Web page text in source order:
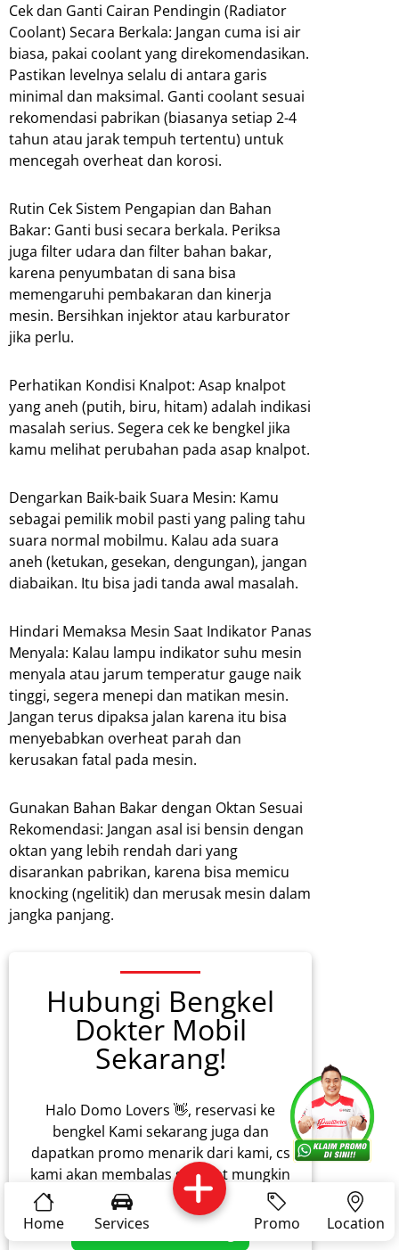
Services Promo Location About Us
Complain Reservasi Article
Home Services Promo Location
Cek dan Ganti Cairan Pendingin (Radiator
Coolant) Secara Berkala: Jangan cuma isi air
biasa, pakai coolant yang direkomendasikan.
Pastikan levelnya selalu di antara garis
minimal dan maksimal. Ganti coolant sesuai
rekomendasi pabrikan (biasanya setiap 2-4
tahun atau jarak tempuh tertentu) untuk
mencegah overheat dan korosi.
Rutin Cek Sistem Pengapian dan Bahan
Bakar: Ganti busi secara berkala. Periksa
juga filter udara dan filter bahan bakar,
karena penyumbatan di sana bisa
memengaruhi pembakaran dan kinerja
mesin. Bersihkan injektor atau karburator
jika perlu.
Perhatikan Kondisi Knalpot: Asap knalpot
yang aneh (putih, biru, hitam) adalah indikasi
masalah serius. Segera cek ke bengkel jika
kamu melihat perubahan pada asap knalpot.
Dengarkan Baik-baik Suara Mesin: Kamu
sebagai pemilik mobil pasti yang paling tahu
suara normal mobilmu. Kalau ada suara
aneh (ketukan, gesekan, dengungan), jangan
diabaikan. Itu bisa jadi tanda awal masalah.
Hindari Memaksa Mesin Saat Indikator Panas
Menyala: Kalau lampu indikator suhu mesin
menyala atau jarum temperatur gauge naik
tinggi, segera menepi dan matikan mesin.
Jangan terus dipaksa jalan karena itu bisa
menyebabkan overheat parah dan
kerusakan fatal pada mesin.
Gunakan Bahan Bakar dengan Oktan Sesuai
Rekomendasi: Jangan asal isi bensin dengan
oktan yang lebih rendah dari yang
disarankan pabrikan, karena bisa memicu
knocking (ngelitik) dan merusak mesin dalam
jangka panjang.
Hubungi Bengkel
Dokter Mobil
Sekarang!
Halo Domo Lovers 👋, reservasi ke
bengkel Kami sekarang juga dan
dapatkan promo menarik dari kami, cs
kami akan membalas secepat mungkin
Klaim Promo Sekarang!